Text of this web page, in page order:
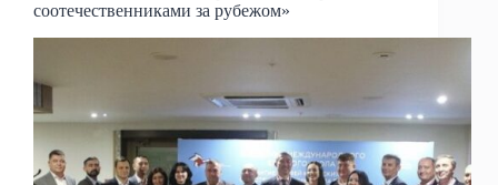
соотечественниками за рубежом»